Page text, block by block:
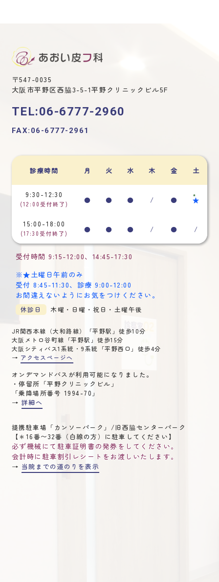
〒547-0035
大阪市平野区西脇3-5-1平野クリニックビル5F
TEL:06-6777-2960
FAX:06-6777-2961
診療時間 月 火 水 木 金 土
9:30-12:30
(12:00受付終了) ● ● ● / ● *
★
15:00-18:00
(17:30受付終了) ● ● ● / ● /
受付時間9:15-12:00、 14:45-17:30
※★土曜日午前のみ
受付 8:45-11:30、 診療 9:00-12:00
お間違えないようにお気をつけください。
休診日 木曜・日曜・祝日・土曜午後
JR関西本線（大和路線）「平野駅」徒歩10分
大阪メトロ谷町線「平野駅」徒歩15分
大阪シティバス1系統・9系統「平野西口」徒歩4分
→ アクセスページへ
オンデマンドバスが利用可能になりました。
・停留所「平野クリニックビル」
「乗降場所番号 1994-70」
→ 詳細へ
提携駐車場「カンソーパーク」/旧西脇センターパーク
【＊16番〜32番（白線の方）に駐車してください】
必ず機械にて駐車証明書の発券をしてください。
会計時に駐車割引レシートをお渡しいたします。
→ 当院までの道のりを表示